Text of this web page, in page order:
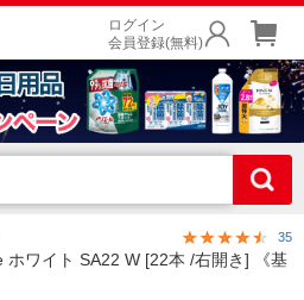
ログイン
会員登録(無料)
35
ホワイト SA22 W [22本 /右開き] 《基